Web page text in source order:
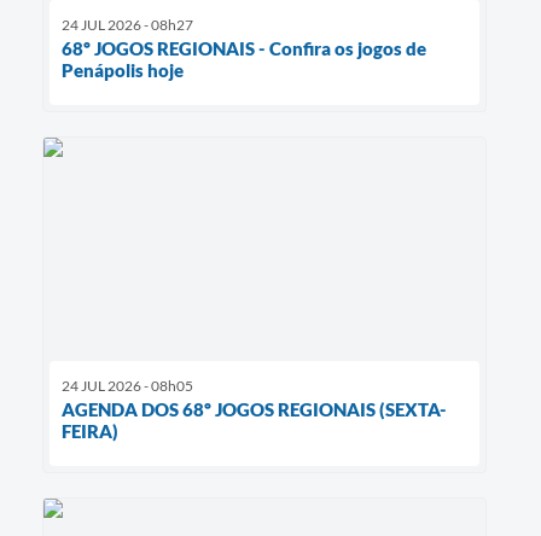
24 JUL 2026 - 08h27
68º JOGOS REGIONAIS - Confira os jogos de
Penápolis hoje
24 JUL 2026 - 08h05
AGENDA DOS 68º JOGOS REGIONAIS (SEXTA-
FEIRA)